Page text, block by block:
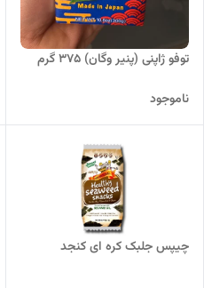
توفو ژاپنی (پنیر وگان) 375 گرم
ناموجود
چیپس جلبک کره ای کنجد